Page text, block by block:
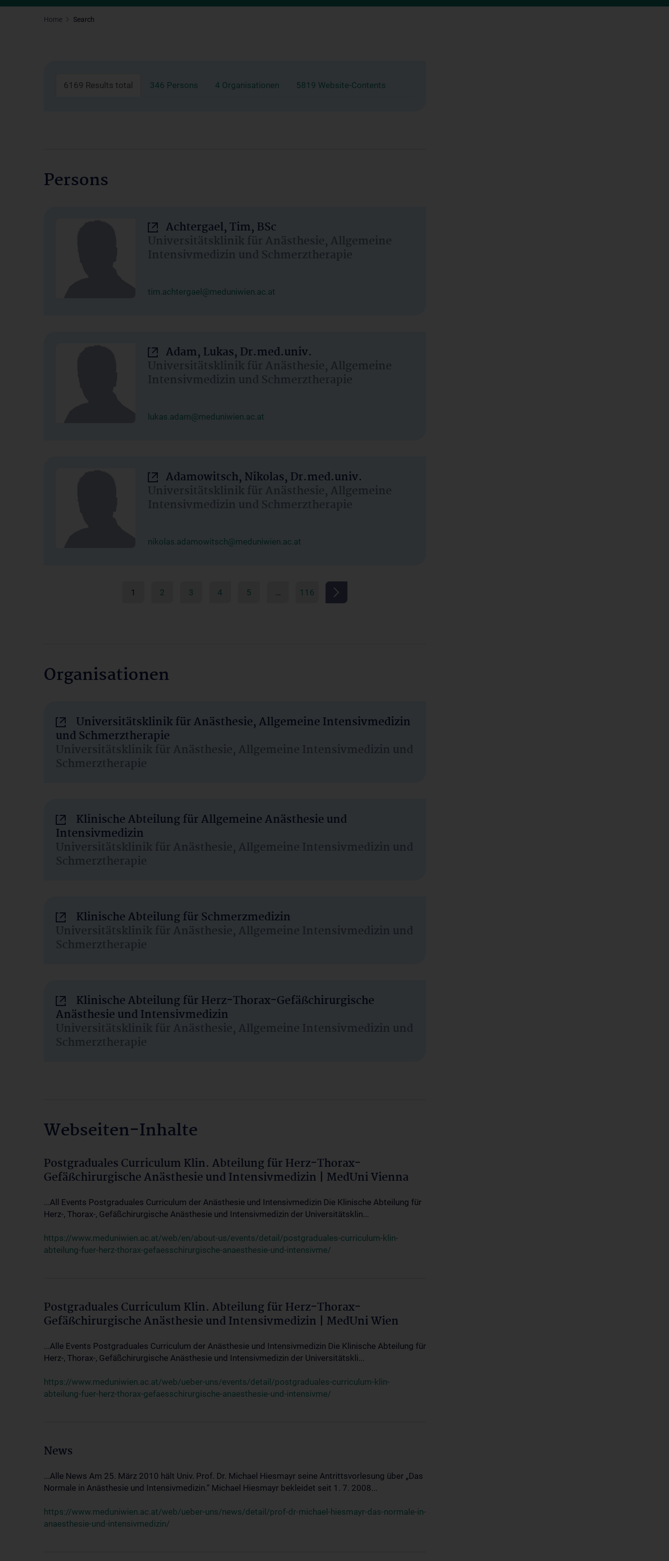
Home Search
6169 Results total 346 Persons 4 Organisationen 5819 Website-Contents
Persons
Achtergael, Tim, BSc
Universitätsklinik für Anästhesie, Allgemeine
Intensivmedizin und Schmerztherapie
tim.achtergael@meduniwien.ac.at
Adam, Lukas, Dr.med.univ.
Universitätsklinik für Anästhesie, Allgemeine
Intensivmedizin und Schmerztherapie
lukas.adam@meduniwien.ac.at
Adamowitsch, Nikolas, Dr.med.univ.
Universitätsklinik für Anästhesie, Allgemeine
Intensivmedizin und Schmerztherapie
nikolas.adamowitsch@meduniwien.ac.at
1 2 3 4 5 … 116
Organisationen
Universitätsklinik für Anästhesie, Allgemeine Intensivmedizin
und Schmerztherapie
Universitätsklinik für Anästhesie, Allgemeine Intensivmedizin und
Schmerztherapie
Klinische Abteilung für Allgemeine Anästhesie und
Intensivmedizin
Universitätsklinik für Anästhesie, Allgemeine Intensivmedizin und
Schmerztherapie
Klinische Abteilung für Schmerzmedizin
Universitätsklinik für Anästhesie, Allgemeine Intensivmedizin und
Schmerztherapie
Klinische Abteilung für Herz-Thorax-Gefäßchirurgische
Anästhesie und Intensivmedizin
Universitätsklinik für Anästhesie, Allgemeine Intensivmedizin und
Schmerztherapie
Webseiten-Inhalte
Postgraduales Curriculum Klin. Abteilung für Herz-Thorax-
Gefäßchirurgische Anästhesie und Intensivmedizin | MedUni Vienna
...All Events Postgraduales Curriculum der Anästhesie und Intensivmedizin Die Klinische Abteilung für
Herz-, Thorax-, Gefäßchirurgische Anästhesie und Intensivmedizin der Universitätsklin...
https://www.meduniwien.ac.at/web/en/about-us/events/detail/postgraduales-curriculum-klin-
abteilung-fuer-herz-thorax-gefaesschirurgische-anaesthesie-und-intensivme/
Postgraduales Curriculum Klin. Abteilung für Herz-Thorax-
Gefäßchirurgische Anästhesie und Intensivmedizin | MedUni Wien
...Alle Events Postgraduales Curriculum der Anästhesie und Intensivmedizin Die Klinische Abteilung für
Herz-, Thorax-, Gefäßchirurgische Anästhesie und Intensivmedizin der Universitätskli...
https://www.meduniwien.ac.at/web/ueber-uns/events/detail/postgraduales-curriculum-klin-
abteilung-fuer-herz-thorax-gefaesschirurgische-anaesthesie-und-intensivme/
News
...Alle News Am 25. März 2010 hält Univ. Prof. Dr. Michael Hiesmayr seine Antrittsvorlesung über „Das
Normale in Anästhesie und Intensivmedizin.“ Michael Hiesmayr bekleidet seit 1. 7. 2008...
https://www.meduniwien.ac.at/web/ueber-uns/news/detail/prof-dr-michael-hiesmayr-das-normale-in-
anaesthesie-und-intensivmedizin/